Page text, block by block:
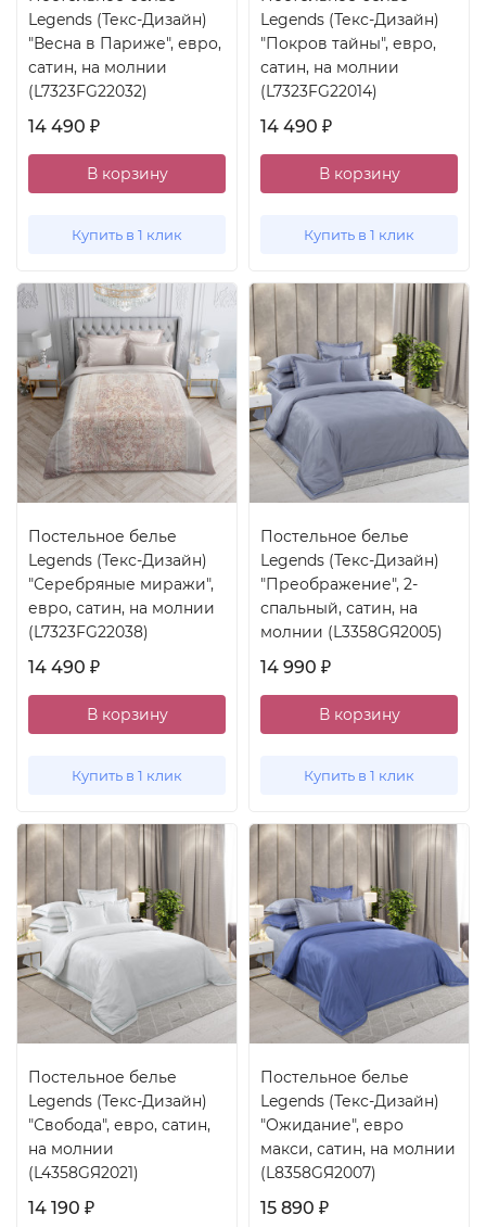
Legends (Текс-Дизайн)
"Весна в Париже", евро,
сатин, на молнии
(L7323FG22032)
14 490 ₽
В корзину
Купить в 1 клик
Legends (Текс-Дизайн)
"Покров тайны", евро,
сатин, на молнии
(L7323FG22014)
14 490 ₽
В корзину
Купить в 1 клик
Постельное белье
Legends (Текс-Дизайн)
"Серебряные миражи",
евро, сатин, на молнии
(L7323FG22038)
14 490 ₽
В корзину
Купить в 1 клик
Постельное белье
Legends (Текс-Дизайн)
"Преображение", 2-
спальный, сатин, на
молнии (L3358GЯ2005)
14 990 ₽
В корзину
Купить в 1 клик
Постельное белье
Legends (Текс-Дизайн)
"Свобода", евро, сатин,
на молнии
(L4358GЯ2021)
14 190 ₽
Постельное белье
Legends (Текс-Дизайн)
"Ожидание", евро
макси, сатин, на молнии
(L8358GЯ2007)
15 890 ₽